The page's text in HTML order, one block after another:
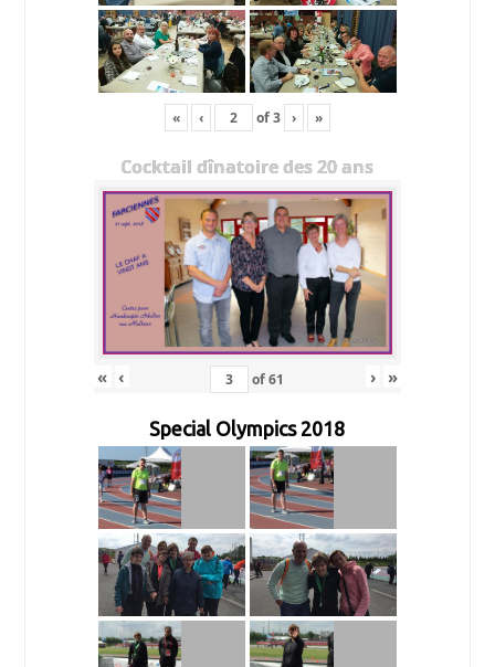
« ‹ of3 › »
Cocktail dînatoire des 20 ans
« ‹ of61 › »
Special Olympics 2018